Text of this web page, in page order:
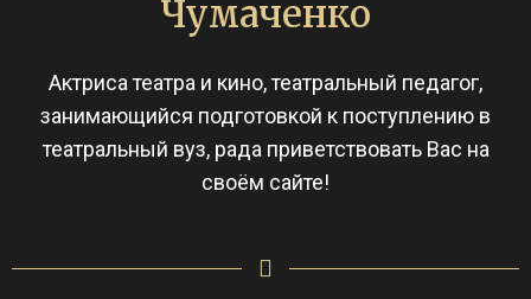
Чумаченко
Актриса театра и кино, театральный педагог,
занимающийся подготовкой к поступлению в
театральный вуз, рада приветствовать Вас на
своём сайте!